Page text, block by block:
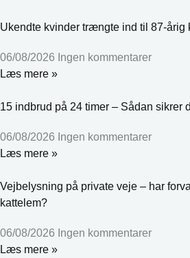
Ukendte kvinder trængte ind til 87-årig
06/08/2026 Ingen kommentarer
Læs mere »
15 indbrud på 24 timer – Sådan sikrer
06/08/2026 Ingen kommentarer
Læs mere »
Vejbelysning på private veje – har
kattelem?
06/08/2026 Ingen kommentarer
Læs mere »